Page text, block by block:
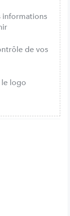
informations
de vos
logo